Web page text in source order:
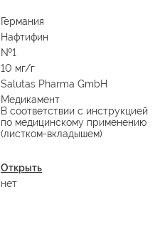
Германия
Нафтифин
№1
10 мг/г
Salutas Pharma GmbH
Медикамент
В соответствии с инструкцией
по медицинскому применению
(листком-вкладышем)
Открыть
нет